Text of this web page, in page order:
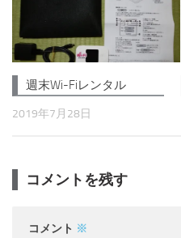
週末Wi-Fiレンタル
2019年7月28日
コメントを残す
コメント ※